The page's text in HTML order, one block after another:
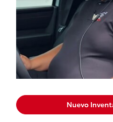
Nuevo